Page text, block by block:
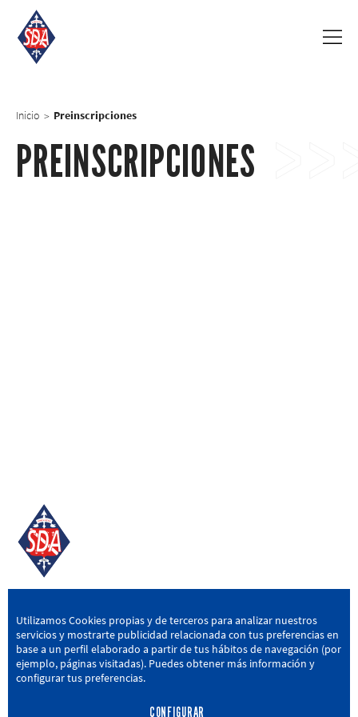
Inicio > Preinscripciones
PREINSCRIPCIONES
SD AMOREBIETA
San Miguel Kalea, 16, 48340 Amorebieta, Bizkaia
946 604 751 | sda@sdamorebieta.eus
Utilizamos Cookies propias y de terceros para analizar nuestros
servicios y mostrarte publicidad relacionada con tus preferencias en
base a un perfil elaborado a partir de tus hábitos de navegación (por
ejemplo, páginas visitadas). Puedes obtener más información y
configurar tus preferencias.
CONFIGURAR